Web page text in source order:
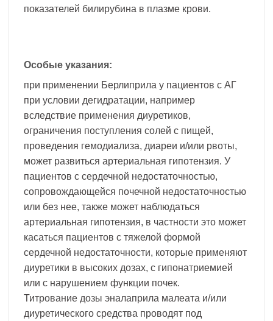
показателей билирубина в плазме крови.
Особые указания:
при применении Берлиприла у пациентов с АГ
при условии дегидратации, например
вследствие применения диуретиков,
ограничения поступления солей с пищей,
проведения гемодиализа, диареи и/или рвоты,
может развиться артериальная гипотензия. У
пациентов с сердечной недостаточностью,
сопровождающейся почечной недостаточностью
или без нее, также может наблюдаться
артериальная гипотензия, в частности это может
касаться пациентов с тяжелой формой
сердечной недостаточности, которые применяют
диуретики в высоких дозах, с гипонатриемией
или с нарушением функции почек.
Титрование дозы эналаприла малеата и/или
диуретического средства проводят под